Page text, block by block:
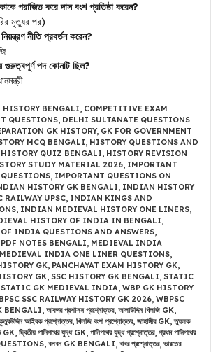
পরাজিত করে দাস বংশ প্রতিষ্ঠা করেন?
মৃত্যুর পর)
নীতি প্রবর্তন করেন?
গুরুত্বপূর্ণ পদ কোনটি ছিল?
BENGALI, COMPETITIVE EXAM
QUESTIONS, DELHI SULTANATE QUESTIONS
GK HISTORY, GK FOR GOVERNMENT
MCQ BENGALI, HISTORY QUESTIONS AND
HISTORY QUIZ BENGALI, HISTORY REVISION
STUDY MATERIAL 2026, IMPORTANT
, IMPORTANT QUESTIONS ON
HISTORY GK BENGALI, INDIAN HISTORY
RAILWAY UPSC, INDIAN KINGS AND
, INDIAN MEDIEVAL HISTORY ONE LINERS,
HISTORY OF INDIA IN BENGALI,
INDIA QUESTIONS AND ANSWERS,
NOTES BENGALI, MEDIEVAL INDIA
MEDIEVAL INDIA ONE LINER QUESTIONS,
GK, PANCHAYAT EXAM HISTORY GK,
GK, SSC HISTORY GK BENGALI, STATIC
STATIC GK MEDIEVAL INDIA, WBP GK HISTORY
SSC RAILWAY HISTORY GK 2026, WBPSC
BENGALI, আকবর প্রশাসন প্রশ্নোত্তর, আলাউদ্দিন খিলজি GK,
আইবক প্রশ্নোত্তর, খিলজি বংশ প্রশ্নোত্তর, জাহাঙ্গীর GK,তুঘলক
GK, দ্বিতীয় পানিপথের যুদ্ধ GK, পানিপথের যুদ্ধ প্রশ্নোত্তর, প্রথম পানিপথের
, বলবন GK BENGALI, বাবর প্রশ্নোত্তর, ভারতের